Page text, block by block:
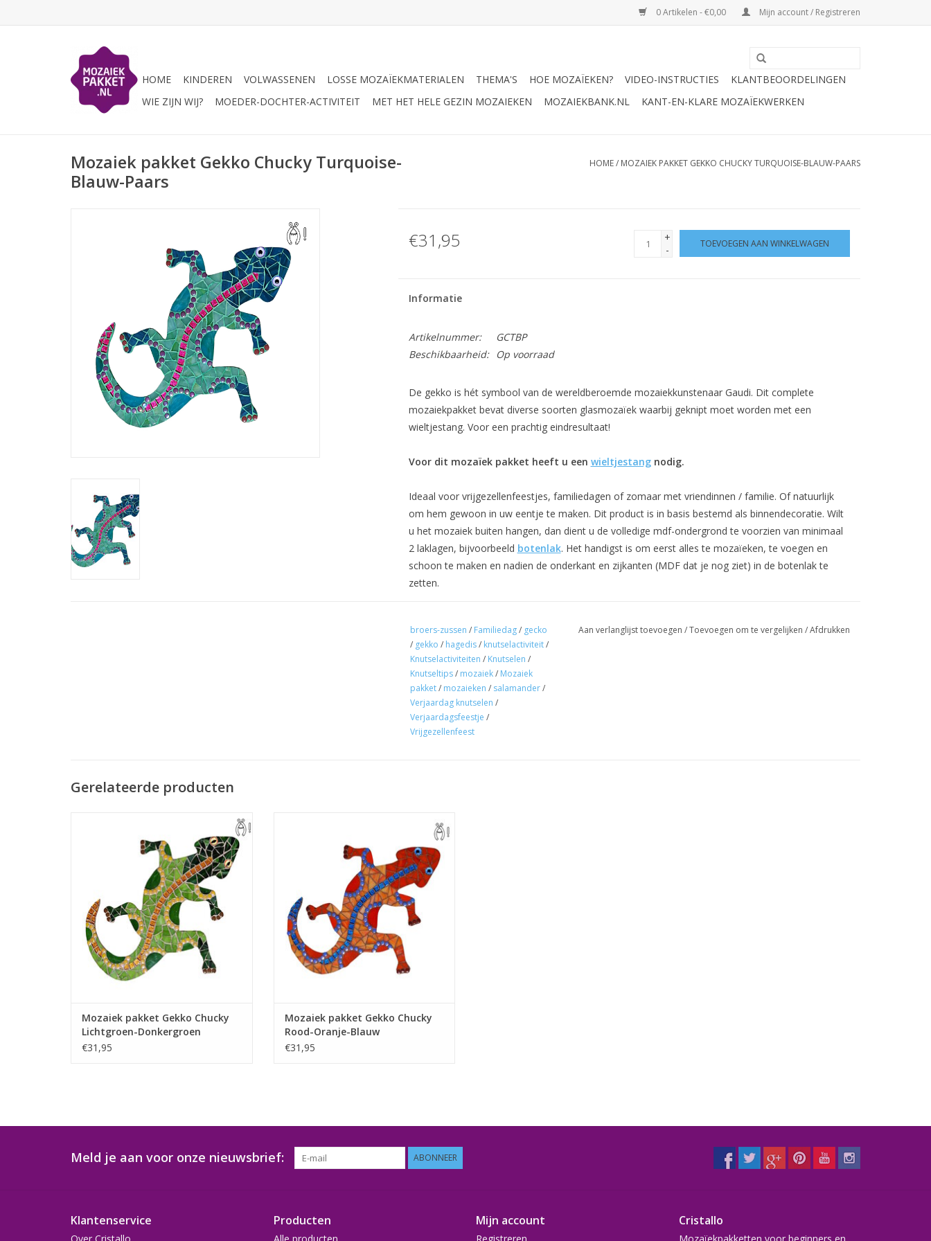
0 Artikelen - €0,00 Mijn account / Registreren
HOME KINDEREN VOLWASSENEN LOSSE MOZAÏEKMATERIALEN THEMA'S HOE MOZAÏEKEN? VIDEO-INSTRUCTIES
KLANTBEOORDELINGEN
WIE ZIJN WIJ?
MOEDER-DOCHTER-ACTIVITEIT MET HET HELE GEZIN MOZAIEKEN MOZAIEKBANK.NL KANT-EN-KLARE MOZAÏEKWERKEN
Mozaiek pakket Gekko Chucky Turquoise-
Blauw-Paars
HOME/ MOZAIEK PAKKET GEKKO CHUCKY TURQUOISE-BLAUW-PAARS
€31,95
+
-
TOEVOEGEN AAN WINKELWAGEN
Informatie
Artikelnummer:
GCTBP
Beschikbaarheid:
Op voorraad
De gekko is hét symbool van de wereldberoemde mozaiekkunstenaar Gaudi. Dit complete
mozaiekpakket bevat diverse soorten glasmozaïek waarbij geknipt moet worden met een
wieltjestang. Voor een prachtig eindresultaat!
Voor dit mozaïek pakket heeft u een wieltjestangnodig.
Ideaal voor vrijgezellenfeestjes, familiedagen of zomaar met vriendinnen / familie. Of natuurlijk
om hem gewoon in uw eentje te maken. Dit product is in basis bestemd als binnendecoratie. Wilt
u het mozaiek buiten hangen, dan dient u de volledige mdf-ondergrond te voorzien van minimaal
2 laklagen, bijvoorbeeld botenlak. Het handigst is om eerst alles te mozaïeken, te voegen en
schoon te maken en nadien de onderkant en zijkanten (MDF dat je nog ziet) in de botenlak te
zetten.
Kleurencombinatie: Turquoise-Blauw-Paars
Geschatte tijdsduur incl. "droog"-pauze: ca. 3 uur.
broers-zussen / Familiedag/ gecko
/ gekko / hagedis/ knutselactiviteit/
Knutselactiviteiten / Knutselen /
Knutseltips/ mozaiek/ Mozaiek
pakket/ mozaieken / salamander/
Verjaardag knutselen /
Verjaardagsfeestje /
Vrijgezellenfeest
Aan verlanglijst toevoegen /Toevoegen om te vergelijken /Afdrukken
Gerelateerde producten
Mozaiek pakket met glasmozaïeksteentjes
om deze prachtige gekko te mozaïeken.
Wieltjestang is nodig, evt. mee te
bestellen.
TOEVOEGEN AAN WINKELWAGEN
Mozaiek pakket Gekko Chucky
Lichtgroen-Donkergroen
€31,95
om deze prachtige gekko te mozaïeken.
Wieltjestang is nodig, evt. mee te
bestellen.
TOEVOEGEN AAN WINKELWAGEN
Mozaiek pakket Gekko Chucky
Rood-Oranje-Blauw
€31,95
Meld je aan voor onze nieuwsbrief: ABONNEER
Klantenservice Producten Mijn account Cristallo